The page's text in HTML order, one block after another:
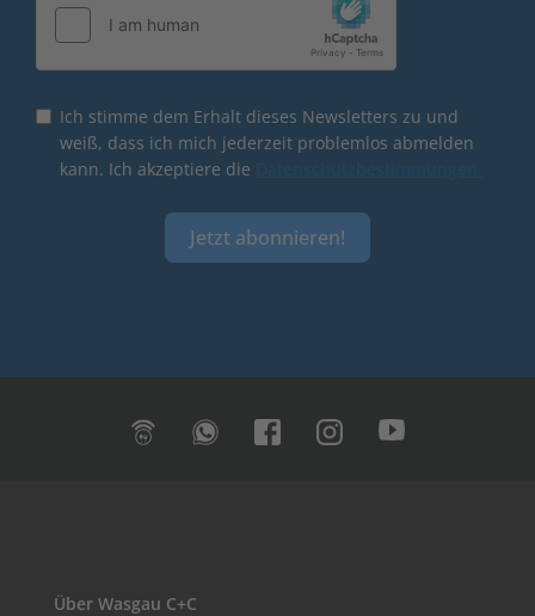
Ich stimme dem Erhalt dieses Newsletters zu und
weiß, dass ich mich jederzeit problemlos abmelden
kann. Ich akzeptiere die
Jetzt abonnieren!
Über Wasgau C+C